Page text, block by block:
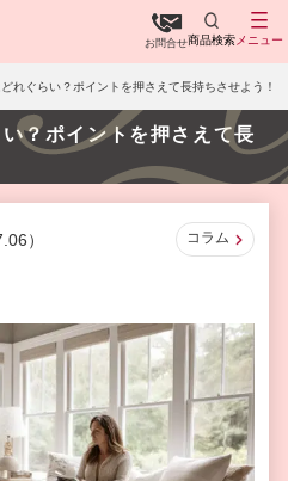
お問合せ商品検索 メニュー
れぐらい？ポイントを押さえて長持ちさせよう！
？ポイントを押さえて長
） コラム